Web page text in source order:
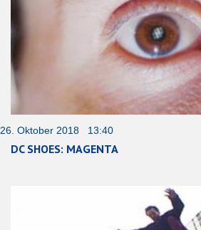
26. Oktober 2018 13:40
DC SHOES: MAGENTA